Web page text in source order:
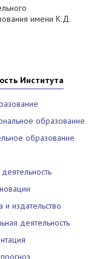
имени К.Д.
Института
образование
образование
и издательство
деятельность